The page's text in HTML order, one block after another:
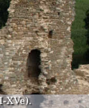
XVe).